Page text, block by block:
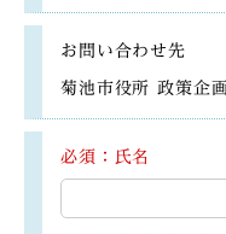
お問い合わせ先
菊池市役所 政策企
必須：氏名